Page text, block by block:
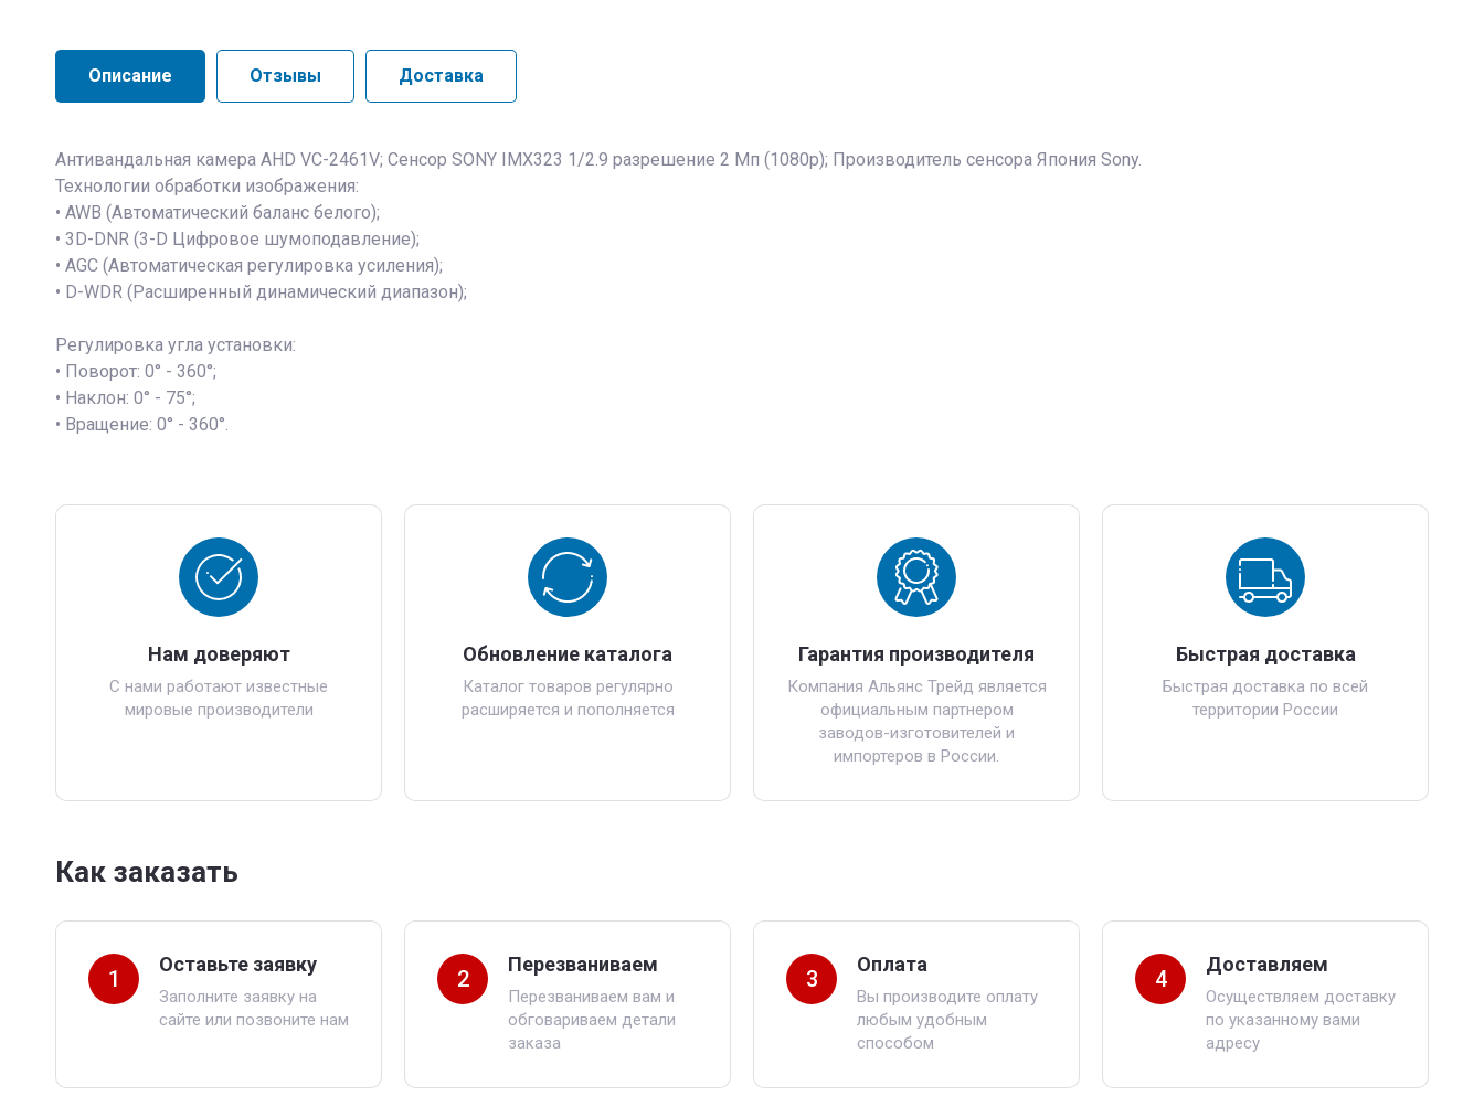
Описание Отзывы Доставка
Антивандальная камера AHD VC-2461V; Сенсор SONY IMX323 1/2.9 разрешение 2 Мп (1080p); Производитель сенсора Япония Sony.
Технологии обработки изображения:
• AWB (Автоматический баланс белого);
• 3D-DNR (3-D Цифровое шумоподавление);
• AGC (Автоматическая регулировка усиления);
• D-WDR (Расширенный динамический диапазон);
Регулировка угла установки:
• Поворот: 0° - 360°;
• Наклон: 0° - 75°;
• Вращение: 0° - 360°.
Нам доверяют
С нами работают известные
мировые производители
Обновление каталога
Каталог товаров регулярно
расширяется и пополняется
Гарантия производителя
Компания Альянс Трейд является
официальным партнером
заводов-изготовителей и
импортеров в России.
Быстрая доставка
Быстрая доставка по всей
территории России
Как заказать
1
Оставьте заявку
Заполните заявку на
сайте или позвоните нам
2
Перезваниваем
Перезваниваем вам и
обговариваем детали
заказа
3
Оплата
Вы производите оплату
любым удобным
способом
4
Доставляем
Осуществляем доставку
по указанному вами
адресу